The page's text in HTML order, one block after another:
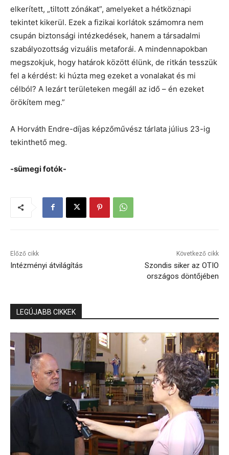
elkerített, „tiltott zónákat”, amelyeket a hétköznapi
tekintet kikerül. Ezek a fizikai korlátok számomra nem
csupán biztonsági intézkedések, hanem a társadalmi
szabályozottság vizuális metaforái. A mindennapokban
megszokjuk, hogy határok között élünk, de ritkán tesszük
fel a kérdést: ki húzta meg ezeket a vonalakat és mi
célból? A lezárt területeken megáll az idő – én ezeket
örökítem meg.”
A Horváth Endre-díjas képzőművész tárlata július 23-ig
tekinthető meg.
-sümegi fotók-
Előző cikk
Intézményi átvilágítás
Következő cikk
Szondis siker az OTIO
országos döntőjében
LEGÚJABB CIKKEK